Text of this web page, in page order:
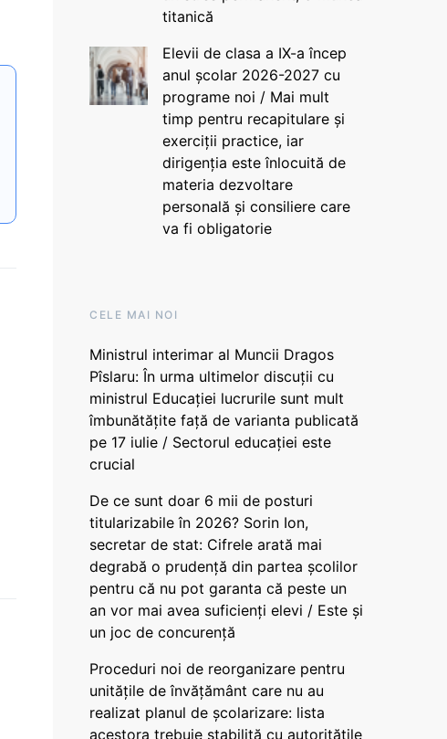
titanică
Elevii de clasa a IX-a încep
anul școlar 2026-2027 cu
programe noi / Mai mult
timp pentru recapitulare și
exerciții practice, iar
dirigenția este înlocuită de
materia dezvoltare
personală și consiliere care
va fi obligatorie
CELE MAI NOI
Ministrul interimar al Muncii Dragos
Pîslaru: În urma ultimelor discuții cu
ministrul Educației lucrurile sunt mult
îmbunătățite față de varianta publicată
pe 17 iulie / Sectorul educației este
crucial
De ce sunt doar 6 mii de posturi
titularizabile în 2026? Sorin Ion,
secretar de stat: Cifrele arată mai
degrabă o prudență din partea școlilor
pentru că nu pot garanta că peste un
an vor mai avea suficienți elevi / Este și
un joc de concurență
Proceduri noi de reorganizare pentru
unitățile de învățământ care nu au
realizat planul de școlarizare: lista
acestora trebuie stabilită cu autoritățile